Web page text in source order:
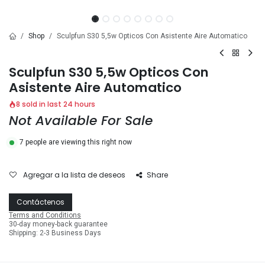
Shop Sculpfun S30 5,5w Opticos Con Asistente Aire Automatico
Sculpfun S30 5,5w Opticos Con
Asistente Aire Automatico
8 sold in last 24 hours
Not Available For Sale
7 people are viewing this right now
Agregar a la lista de deseos Share
Contáctenos
Terms and Conditions
30-day money-back guarantee
Shipping: 2-3 Business Days